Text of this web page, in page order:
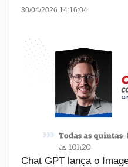
30/04/2026 14:16:04
Chat GPT lança o